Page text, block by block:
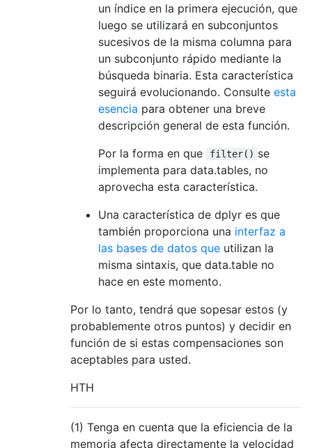
un índice en la primera ejecución, que
luego se utilizará en subconjuntos
sucesivos de la misma columna para
un subconjunto rápido mediante la
búsqueda binaria. Esta característica
seguirá evolucionando. Consulte esta
esencia para obtener una breve
descripción general de esta función.
Por la forma en que
filter() se
implementa para data.tables, no
aprovecha esta característica.
Una característica de dplyr es que
también proporciona una interfaz a
las bases de datos que utilizan la
misma sintaxis, que data.table no
hace en este momento.
Por lo tanto, tendrá que sopesar estos (y
probablemente otros puntos) y decidir en
función de si estas compensaciones son
aceptables para usted.
HTH
(1) Tenga en cuenta que la eficiencia de la
memoria afecta directamente la velocidad